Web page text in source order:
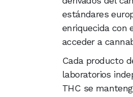
estándares
enriquecida con
acceder a
Cada producto
laboratorios
THC se